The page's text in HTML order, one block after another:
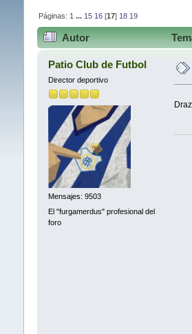
Páginas: 1 ... 15 16[17] 18 19
Autor
Patio Club de Futbol
Director deportivo
Mensajes: 9503
El "furgamerdus" profesional del
foro